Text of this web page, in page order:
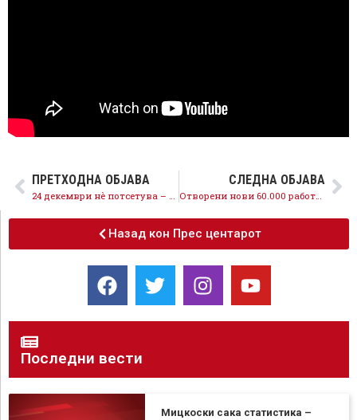
ПРЕТХОДНА ОБЈАВА
24 декември нè потсетува – режим никогаш повеќе, во ВМРО-ДПМНЕ ништо не е променето
СЛЕДНА ОБЈАВА
Отворени нови 60.000 работни места, невработеноста падна на историски најниски 17,1 %, со СДСМ економијата е на прав пат
Назад кон Прес центарот
Последни вести
Мицкоски сака статистика –